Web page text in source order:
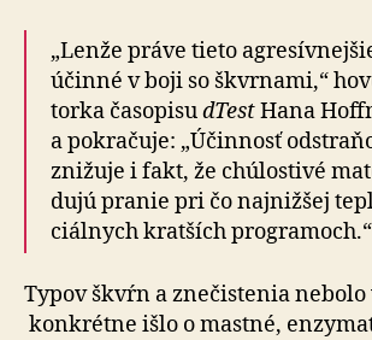
„Lenže práve tieto
účinné v boji so škvrnami,“
torka časo­pisudTestHana
a po­kra­čuje: „Účin­nosť
zni­žuje i fakt, že chú­los­tivé
dujú pranie pri čo naj­niž­šej
ciál­nych kratších programoch.“
Typov škvŕn a znečistenia nebolo
kon­krét­ne išlo o mastné,